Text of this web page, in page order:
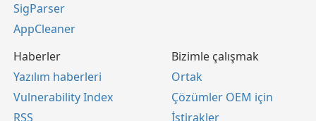
SigParser
AppCleaner
Haberler
Yazılım haberleri
Vulnerability Index
RSS
Bizimle çalışmak
Ortak
Çözümler OEM için
İştirakler